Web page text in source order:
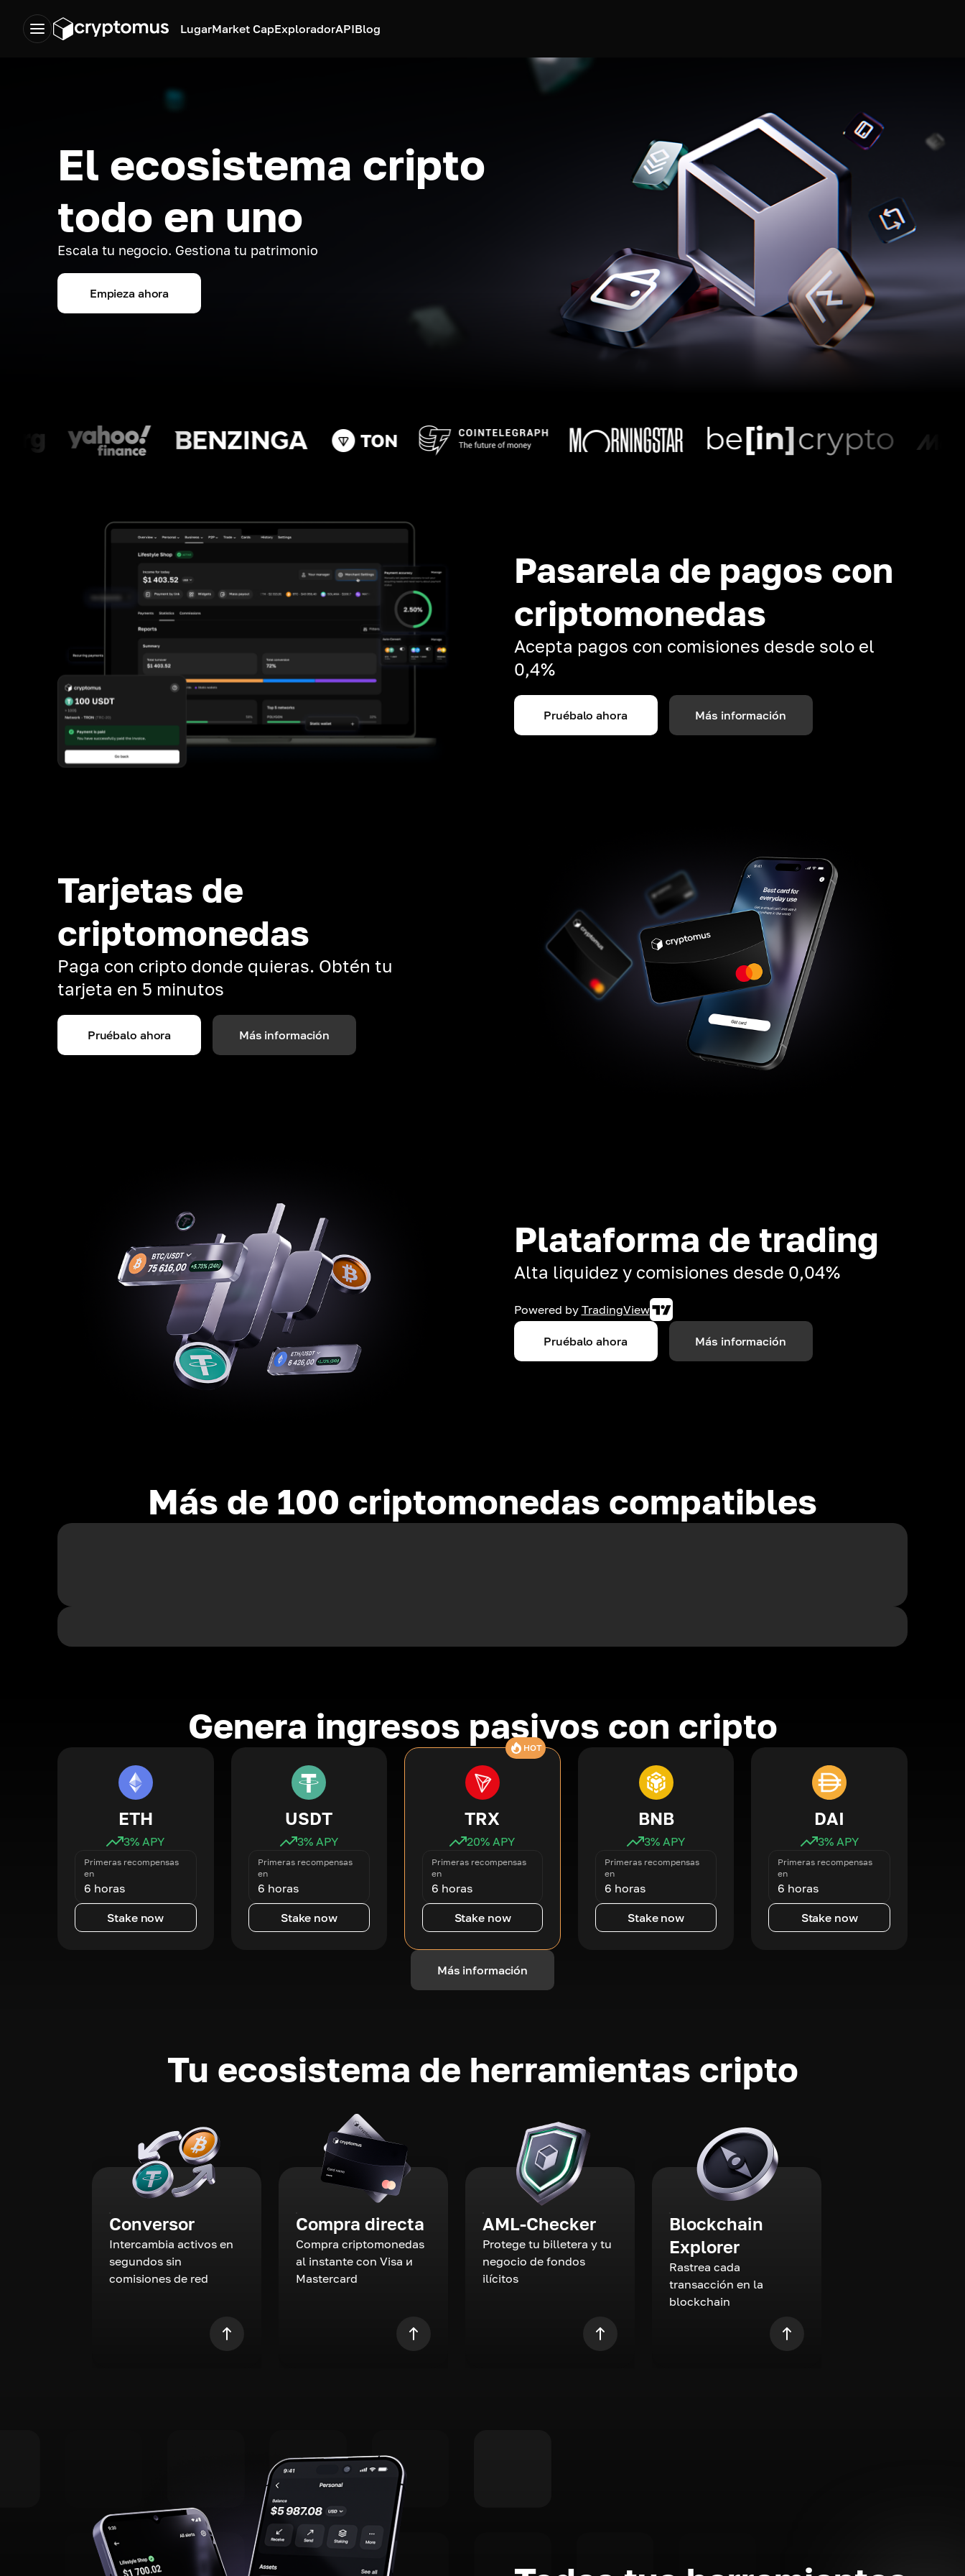
LugarMarket CapExploradorAPIBlog
El ecosistema cripto
todo en uno
Escala tu negocio. Gestiona tu patrimonio
Empieza ahora
Pasarela de pagos con
criptomonedas
Acepta pagos con comisiones desde solo el
0,4%
Pruébalo ahora Más información
Tarjetas de
criptomonedas
Paga con cripto donde quieras. Obtén tu
tarjeta en 5 minutos
Pruébalo ahora Más información
Plataforma de trading
Alta liquidez y comisiones desde 0,04%
Powered by TradingView
Pruébalo ahora Más información
Más de 100 criptomonedas compatibles
Genera ingresos pasivos con cripto
ETH
3% APY
Primeras recompensas
en
6 horas
Stake now
USDT
3% APY
Primeras recompensas
en
6 horas
Stake now
HOT
TRX
20% APY
Primeras recompensas
en
6 horas
Stake now
BNB
3% APY
Primeras recompensas
en
6 horas
Stake now
DAI
3% APY
Primeras recompensas
en
6 horas
Stake now
Más información
Tu ecosistema de herramientas cripto
Conversor
Intercambia activos en
segundos sin
comisiones de red
Compra directa
Compra criptomonedas
al instante con Visa и
Mastercard
AML-Checker
Protege tu billetera y tu
negocio de fondos
ilícitos
Blockchain
Explorer
Rastrea cada
transacción en la
blockchain